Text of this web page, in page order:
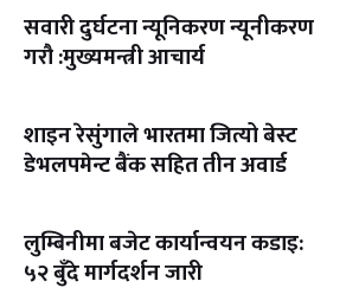
सवारी दुर्घटना न्यूनिकरण न्यूनीकरण
गरौ :मुख्यमन्त्री आचार्य
शाइन रेसुंगाले भारतमा जित्यो बेस्ट
डेभलपमेन्ट बैंक सहित तीन अवार्ड
लुम्बिनीमा बजेट कार्यान्वयन कडाइ:
५२ बुँदे मार्गदर्शन जारी